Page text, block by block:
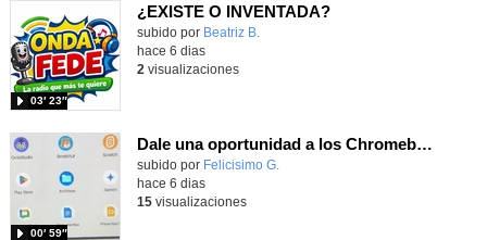
¿EXISTE O INVENTADA?
Contenido educativo.
subido por Beatriz B.
03′ 23″
hace 6 dias
2 visualizaciones
Dale una oportunidad a los Chromebooks y utiliza un proyector para realizar talleres si no tienes pantallas táctiles
Contenido educativo.
subido por Felicisimo G.
00′ 59″
hace 6 dias
15visualizaciones